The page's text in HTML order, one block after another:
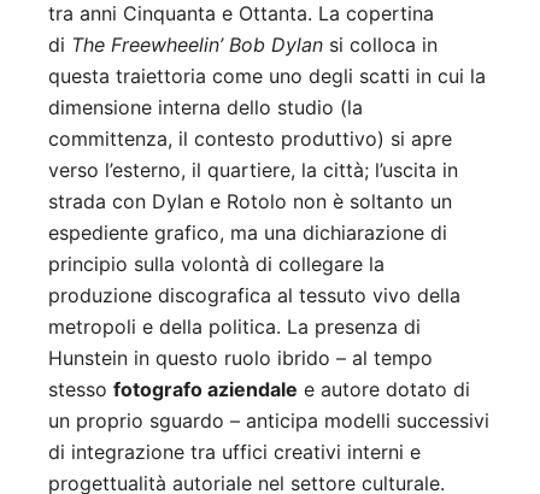
tra anni Cinquanta e Ottanta. La copertina
di The Freewheelin’ Bob Dylan si colloca in
questa traiettoria come uno degli scatti in cui la
dimensione interna dello studio (la
committenza, il contesto produttivo) si apre
verso l’esterno, il quartiere, la città; l’uscita in
strada con Dylan e Rotolo non è soltanto un
espediente grafico, ma una dichiarazione di
principio sulla volontà di collegare la
produzione discografica al tessuto vivo della
metropoli e della politica. La presenza di
Hunstein in questo ruolo ibrido – al tempo
stesso fotografo aziendale e autore dotato di
un proprio sguardo – anticipa modelli successivi
di integrazione tra uffici creativi interni e
progettualità autoriale nel settore culturale.